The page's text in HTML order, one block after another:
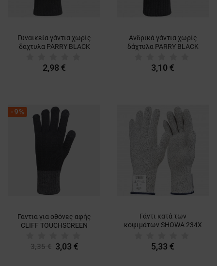
Γυναικεία γάντια χωρίς
δάχτυλα PARRY BLACK
2,98 €
Ανδρικά γάντια χωρίς
δάχτυλα PARRY BLACK
3,10 €
-9%
Γάντια για οθόνες αφής
CLIFF TOUCHSCREEN
3,35 € 3,03 €
Γάντι κατά των
κοψιμάτων SHOWA 234X
5,33 €